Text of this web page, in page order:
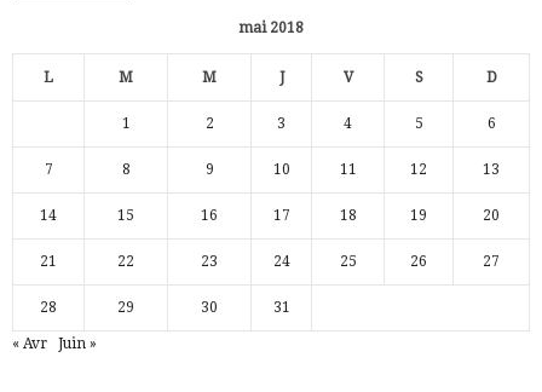
mai 2018
L M M J V S D
1 2 3 4 5 6
7 8 9 10 11 12 13
14 15 16 17 18 19 20
21 22 23 24 25 26 27
28 29 30 31
« Avr Juin »